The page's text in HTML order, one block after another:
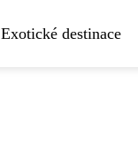
Exotické destinace